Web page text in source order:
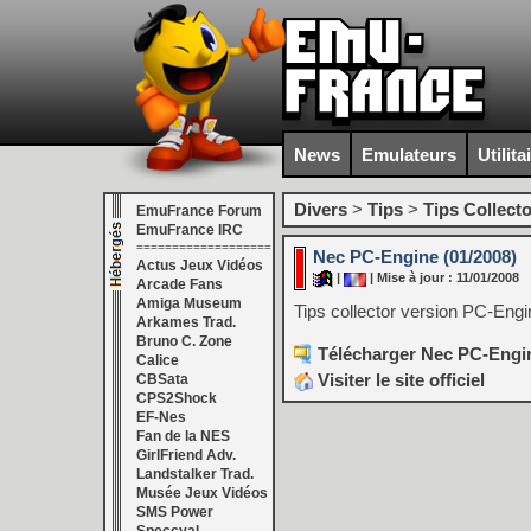
News Emulateurs
EmuFrance Forum
EmuFrance IRC
===================
Actus Jeux Vidéos
Arcade Fans
Amiga Museum
Arkames Trad.
Bruno C. Zone
Calice
CBSata
CPS2Shock
EF-Nes
Fan de la NES
GirlFriend Adv.
Landstalker Trad.
Musée Jeux Vidéos
SMS Power
Divers > Tips > Tips
Nec PC-Engine (01/2008)
| Mise à jour : 11/01/2008
Tips collector version PC-
Télécharger Nec PC-
Visiter le site officiel